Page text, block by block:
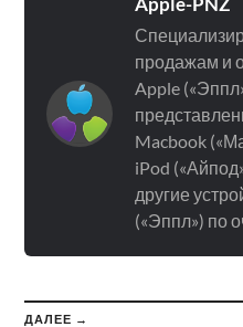
продажам и
Apple
Macbook
iPod
другие
(«Эппл») по
ДАЛЕЕ →